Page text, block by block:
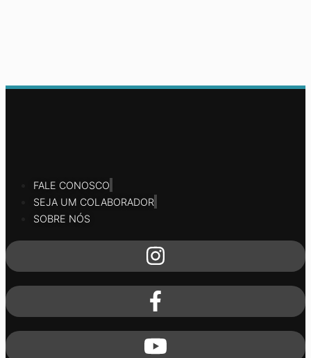
FALE CONOSCO
SEJA UM COLABORADOR
SOBRE NÓS